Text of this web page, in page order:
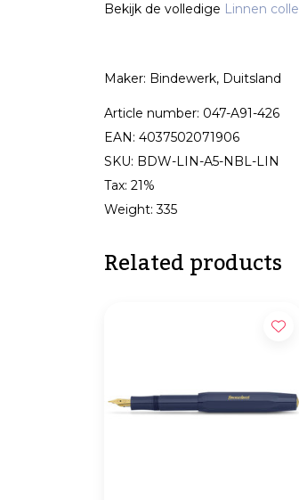
Bekijk de volledige Linnen
Maker: Bindewerk, Duitsland
Article number: 047-A91-426
EAN: 4037502071906
SKU: BDW-LIN-A5-NBL-LIN
Tax: 21%
Weight: 335
Related products